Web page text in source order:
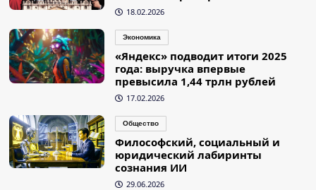
18.02.2026
Экономика
«Яндекс» подводит итоги 2025
года: выручка впервые
превысила 1,44 трлн рублей
17.02.2026
Общество
Философский, социальный и
юридический лабиринты
сознания ИИ
29.06.2026